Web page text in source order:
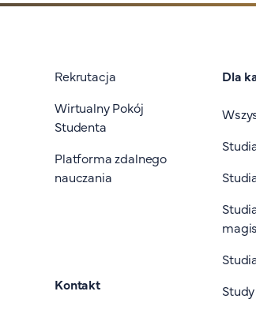
Stopka I
Rekrutacja
Wirtualny Pokój
Studenta
Platforma zdalnego
nauczania
Kontakt
Dla